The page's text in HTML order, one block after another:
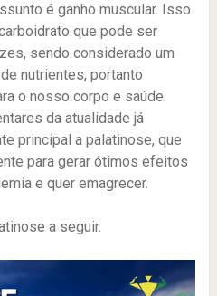
é ganho muscular. Isso
que pode ser
sendo considerado um
nutrientes, portanto
o nosso corpo e saúde.
da atualidade já
principal a palatinose, que
para gerar ótimos efeitos
e quer emagrecer.
a seguir.